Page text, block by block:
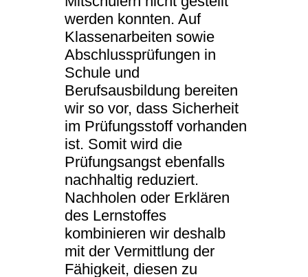
werden konnten. Auf
Klassenarbeiten sowie
Abschlussprüfungen in
Schule und
Berufsausbildung bereiten
wir so vor, dass Sicherheit
im Prüfungsstoff vorhanden
ist. Somit wird die
Prüfungsangst ebenfalls
nachhaltig reduziert.
Nachholen oder Erklären
des Lernstoffes
kombinieren wir deshalb
mit der Vermittlung der
Fähigkeit, diesen zu